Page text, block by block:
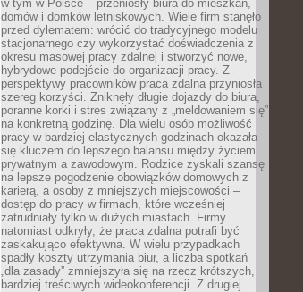
w tym w Polsce – przeniosły biura do mieszkań,
domów i domków letniskowych. Wiele firm stanęło
przed dylematem: wrócić do tradycyjnego modelu
stacjonarnego czy wykorzystać doświadczenia z
okresu masowej pracy zdalnej i stworzyć nowe,
hybrydowe podejście do organizacji pracy. Z
perspektywy pracowników praca zdalna przyniosła
szereg korzyści. Zniknęły długie dojazdy do biura,
poranne korki i stres związany z „meldowaniem się”
na konkretną godzinę. Dla wielu osób możliwość
pracy w bardziej elastycznych godzinach okazała
się kluczem do lepszego balansu między życiem
prywatnym a zawodowym. Rodzice zyskali szansę
na lepsze pogodzenie obowiązków domowych z
karierą, a osoby z mniejszych miejscowości –
dostęp do pracy w firmach, które wcześniej
zatrudniały tylko w dużych miastach. Firmy
natomiast odkryły, że praca zdalna potrafi być
zaskakująco efektywna. W wielu przypadkach
spadły koszty utrzymania biur, a liczba spotkań
„dla zasady” zmniejszyła się na rzecz krótszych,
bardziej treściwych wideokonferencji. Z drugiej